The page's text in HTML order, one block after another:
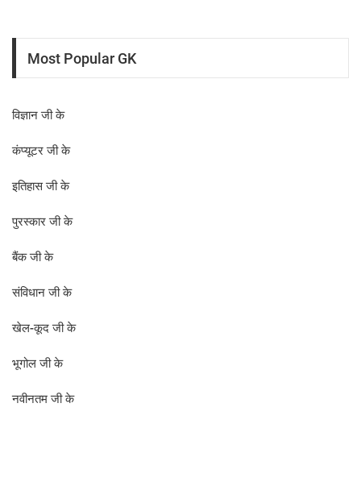
Most Popular GK
विज्ञान जी के
कंप्यूटर जी के
इतिहास जी के
पुरस्कार जी के
बैंक जी के
संविधान जी के
खेल-कूद जी के
भूगोल जी के
नवीनतम जी के